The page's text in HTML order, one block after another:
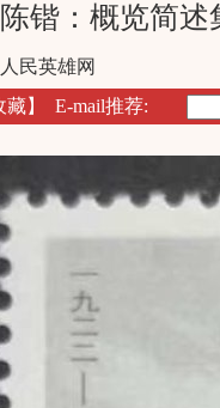
锴：概览简述
人民英雄网
藏】 E-mail推荐: